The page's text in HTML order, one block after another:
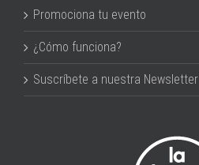
Promociona tu evento
¿Cómo funciona?
Suscríbete a nuestra Newsletter